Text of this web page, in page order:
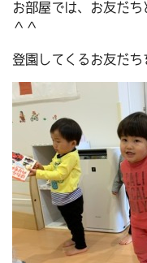
お部屋では、お友だ
＾＾
登園してくるお友だ